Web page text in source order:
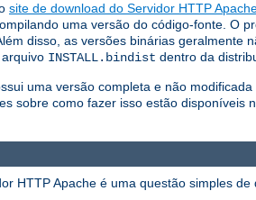
site de download do Servidor HTTP
uma versão do código-fonte. O
disso, as versões binárias
INSTALL.bindist dentro da
uma versão completa e não
sobre como fazer isso estão disponíveis
HTTP Apache é uma questão simples